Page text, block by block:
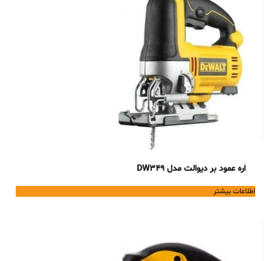
اره عمود بر دیوالت مدل DW349
اطلاعات بیشتر